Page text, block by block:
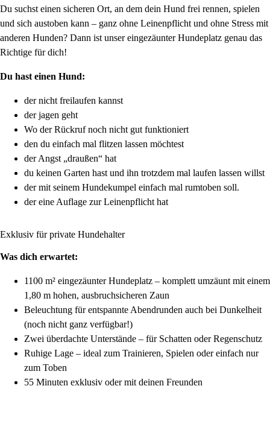
Du suchst einen sicheren Ort, an dem dein Hund frei rennen, spielen
und sich austoben kann – ganz ohne Leinenpflicht und ohne Stress mit
anderen Hunden? Dann ist unser eingezäunter Hundeplatz genau das
Richtige für dich!
Du hast einen Hund:
der nicht freilaufen kannst
der jagen geht
Wo der Rückruf noch nicht gut funktioniert
den du einfach mal flitzen lassen möchtest
der Angst „draußen“ hat
du keinen Garten hast und ihn trotzdem mal laufen lassen willst
der mit seinem Hundekumpel einfach mal rumtoben soll.
der eine Auflage zur Leinenpflicht hat
Exklusiv für private Hundehalter
Was dich erwartet:
1100 m² eingezäunter Hundeplatz – komplett umzäunt mit einem
1,80 m hohen, ausbruchsicheren Zaun
Beleuchtung für entspannte Abendrunden auch bei Dunkelheit
(noch nicht ganz verfügbar!)
Zwei überdachte Unterstände – für Schatten oder Regenschutz
Ruhige Lage – ideal zum Trainieren, Spielen oder einfach nur
zum Toben
55 Minuten exklusiv oder mit deinen Freunden